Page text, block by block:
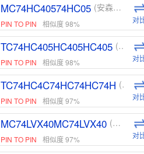
MC74HC40574HC05 (安森美-ON)
PIN TO PIN 相似度 98% 对
TC74HC405HC405HC405 (东芝-Toshiba)
PIN TO PIN 相似度 98% 对
TC74HC4C74HC74HC74H (东芝-Toshiba)
PIN TO PIN 相似度 97% 对
MC74LVX40MC74LVX40 (安森美-ON)
PIN TO PIN 相似度 97% 对